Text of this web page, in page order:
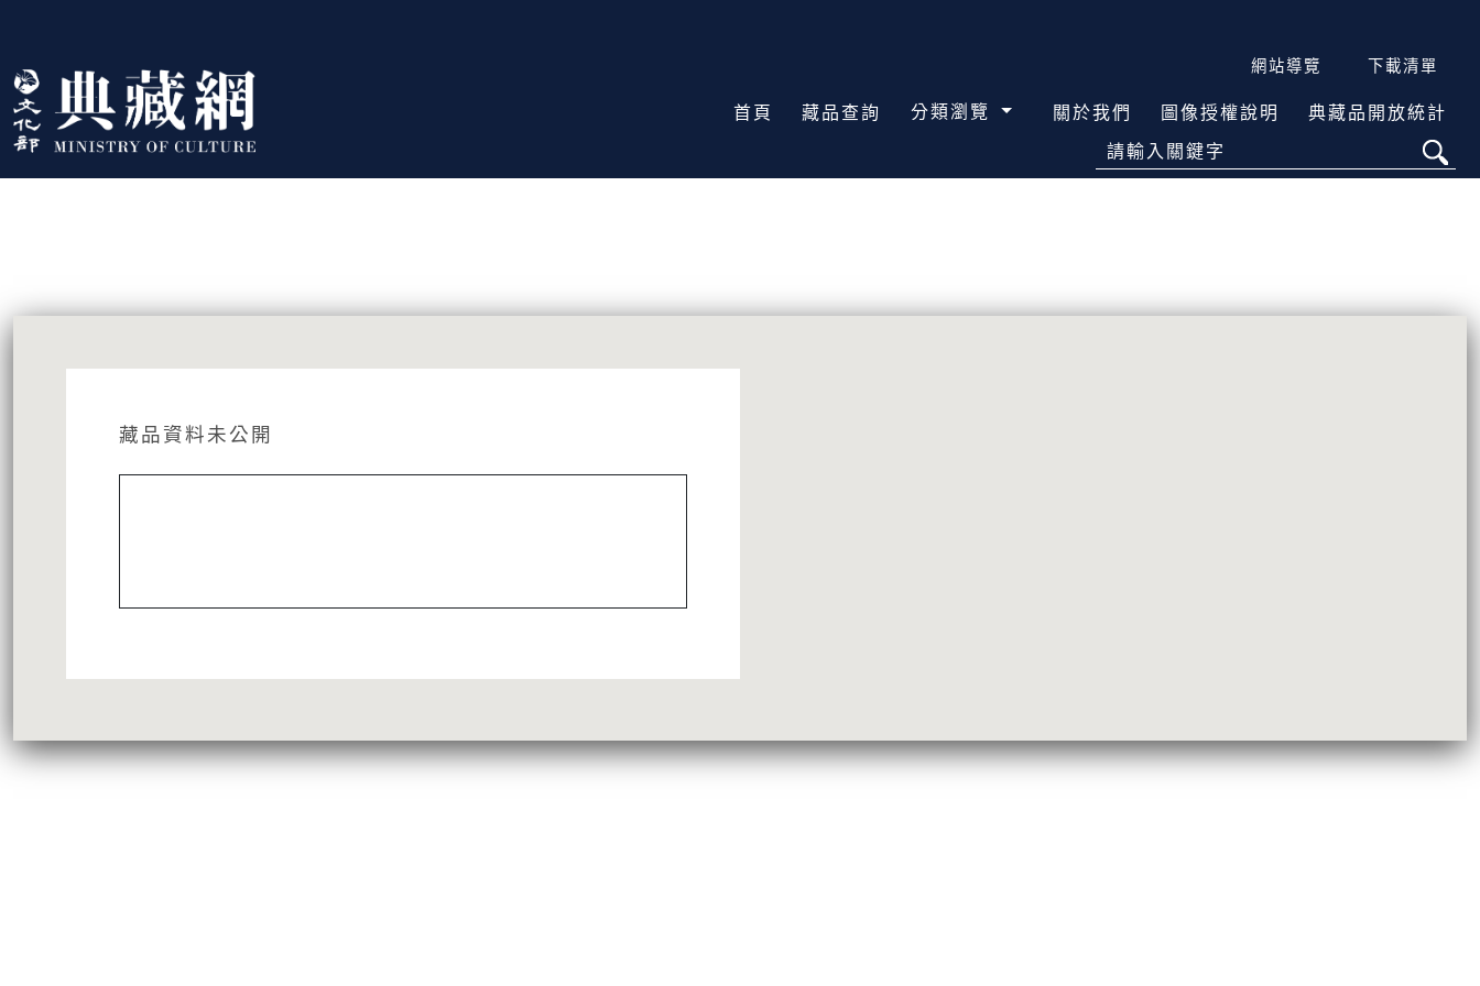
:::
網站導覽 下載清單
首頁 藏品查詢 分類瀏覽 關於我們 圖像授權說明 典藏品開放統計
請輸入關鍵字
藏品資料未公開